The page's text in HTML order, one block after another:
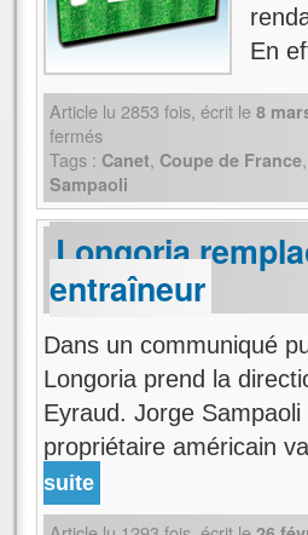
En
Article lu 2853 fois, écrit le 8
fermés
Tags : Canet, Coupe de France,
Sampaoli
Longoria
entraîneur
Dans un communiqué
Longoria prend la
Eyraud. Jorge Sampaoli
propriétaire américain
suite